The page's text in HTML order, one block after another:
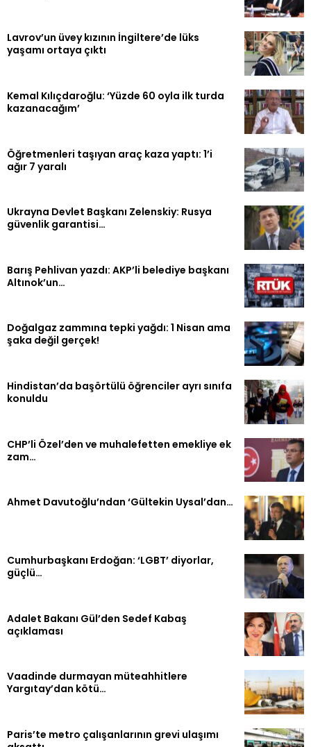
Lavrov’un üvey kızının İngiltere’de lüks
yaşamı ortaya çıktı
Kemal Kılıçdaroğlu: ‘Yüzde 60 oyla ilk turda
kazanacağım’
Öğretmenleri taşıyan araç kaza yaptı: 1’i
ağır 7 yaralı
Ukrayna Devlet Başkanı Zelenskiy: Rusya
güvenlik garantisi…
Barış Pehlivan yazdı: AKP’li belediye başkanı
Altınok’un…
Doğalgaz zammına tepki yağdı: 1 Nisan ama
şaka değil gerçek!
Hindistan’da başörtülü öğrenciler ayrı sınıfa
konuldu
CHP’li Özel’den ve muhalefetten emekliye ek
zam…
Ahmet Davutoğlu’ndan ‘Gültekin Uysal’dan…
Cumhurbaşkanı Erdoğan: ‘LGBT’ diyorlar,
güçlü…
Adalet Bakanı Gül’den Sedef Kabaş
açıklaması
Vaadinde durmayan müteahhitlere
Yargıtay’dan kötü…
Paris’te metro çalışanlarının grevi ulaşımı